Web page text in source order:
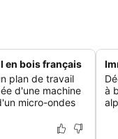
en bois français
plan de travail
d'une machine
micro-ondes
à